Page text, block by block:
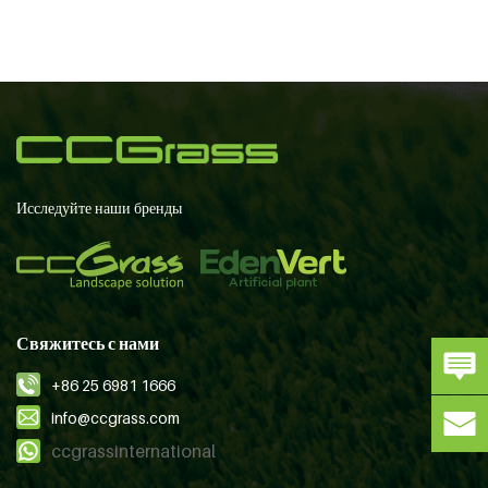
Исследуйте наши бренды
Свяжитесь с нами
+86 25 6981 1666
info@ccgrass.com
ccgrassinternational